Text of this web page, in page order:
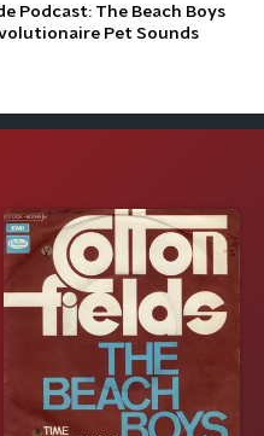
Podcast: The Beach Boys
Pet Sounds